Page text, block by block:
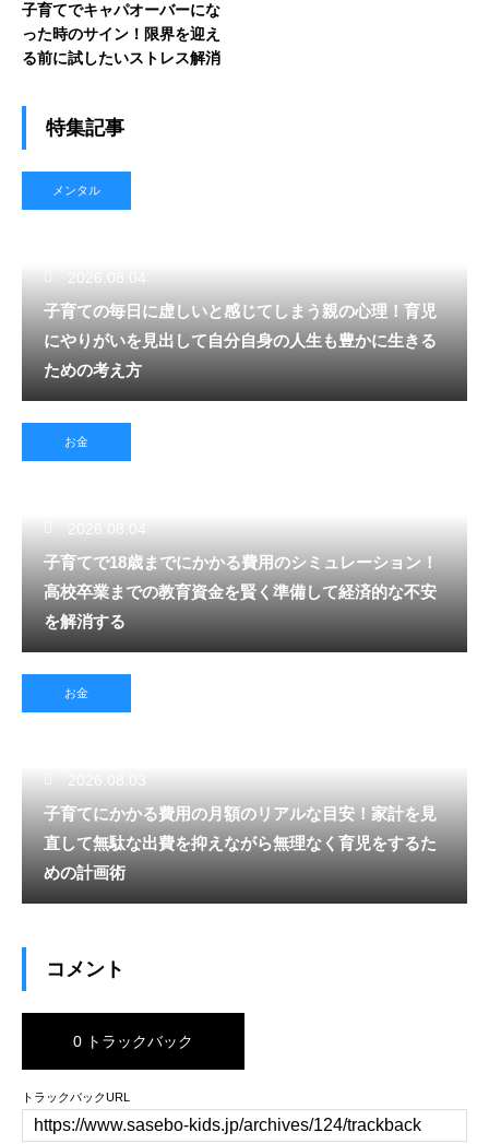
子育てでキャパオーバーにな
った時のサイン！限界を迎え
る前に試したいストレス解消
特集記事
メンタル
2026.08.04
子育ての毎日に虚しいと感じてしまう親の心理！育児
にやりがいを見出して自分自身の人生も豊かに生きる
ための考え方
お金
2026.08.04
子育てで18歳までにかかる費用のシミュレーション！
高校卒業までの教育資金を賢く準備して経済的な不安
を解消する
お金
2026.08.03
子育てにかかる費用の月額のリアルな目安！家計を見
直して無駄な出費を抑えながら無理なく育児をするた
めの計画術
コメント
0 トラックバック
トラックバックURL